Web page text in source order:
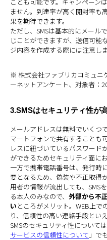
ません。到達率が高く開封率も
果を期待できます。
ただし、SMSは基本的にメール
じことができますが、送信可能
ジ内容を作成する際には注意しま
※ 株式会社ファブリカコミュニ
ーネットアンケート、対象者：
3.SMSはセキュリティ性が
メールアドレスは無料でいくつ
マートフォンで共有することも
レスに紐づいているパスワード
ができるためセキュリティ面に
一方で携帯電話番号は、発行時
要となるため、偽装や不正取得
用者の情報が流出しても、SMS
る本人のみなので、 外部から不
い ところがメリット。WEB上で
り、信頼性の高い連絡手段といえ
SMSのセキュリティ性について
サービスの信頼性について 」で